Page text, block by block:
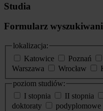
Studia
Formularz
lokalizacja:
Katowice
Poznań
Warszawa
Wrocław
poziom studiów:
I stopnia
II stopnia
doktoraty
podyplomowe